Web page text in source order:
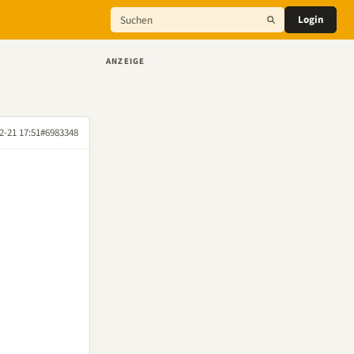
Login
21 17:51#6983348
ANZEIGE